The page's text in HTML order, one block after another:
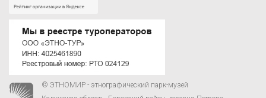
© ЭТНОМИР - этнографический парк-музей